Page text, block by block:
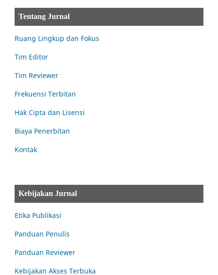
Tentang Jurnal
Ruang Lingkup dan Fokus
Tim Editor
Tim Reviewer
Frekuensi Terbitan
Hak Cipta dan Lisensi
Biaya Penerbitan
Kontak
Kebijakan Jurnal
Etika Publikasi
Panduan Penulis
Panduan Reviewer
Kebijakan Akses Terbuka